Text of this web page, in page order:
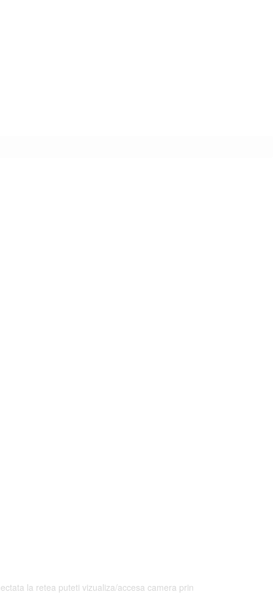
la retea puteti vizualiza/accesa camera prin